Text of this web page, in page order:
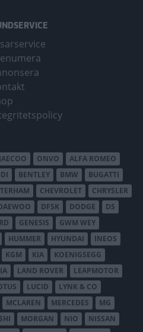
JAECOO ONVO
ALFA ROMEO
BENTLEY BMW
BUGATTI
CHEVROLET
CHRYSLER
DFSK DODGE
DS
GENESIS
GWM WEY
HUMMER HYUNDAI
INEOS
KGM KIA
KOENIGSEGG
LAND ROVER
LEAPMOTOR
LUCID
LYNK & CO
MCLAREN MERCEDES
MG
MORGAN NIO
NISSAN